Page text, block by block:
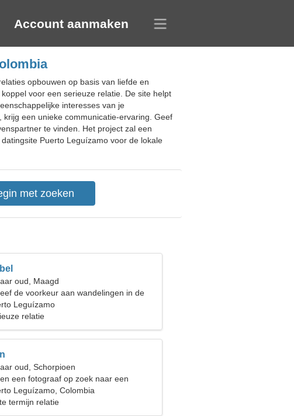
Account aanmaken
opbouwen op basis van liefde en
voor een serieuze relatie. De site helpt
interesses van je
een unieke communicatie-ervaring. Geef
te vinden. Het project zal een
Puerto Leguízamo voor de lokale
oud, Maagd
de voorkeur aan wandelingen in de
en surfen
Leguízamo
relatie
oud, Schorpioen
een fotograaf op zoek naar een
vrouw
Leguízamo, Colombia
termijn relatie